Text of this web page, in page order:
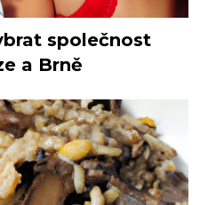
společnost
a Brně